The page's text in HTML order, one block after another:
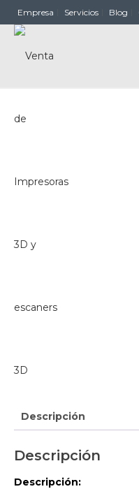
Empresa Servicios Blog
Descripción
Descripción
Descripción: